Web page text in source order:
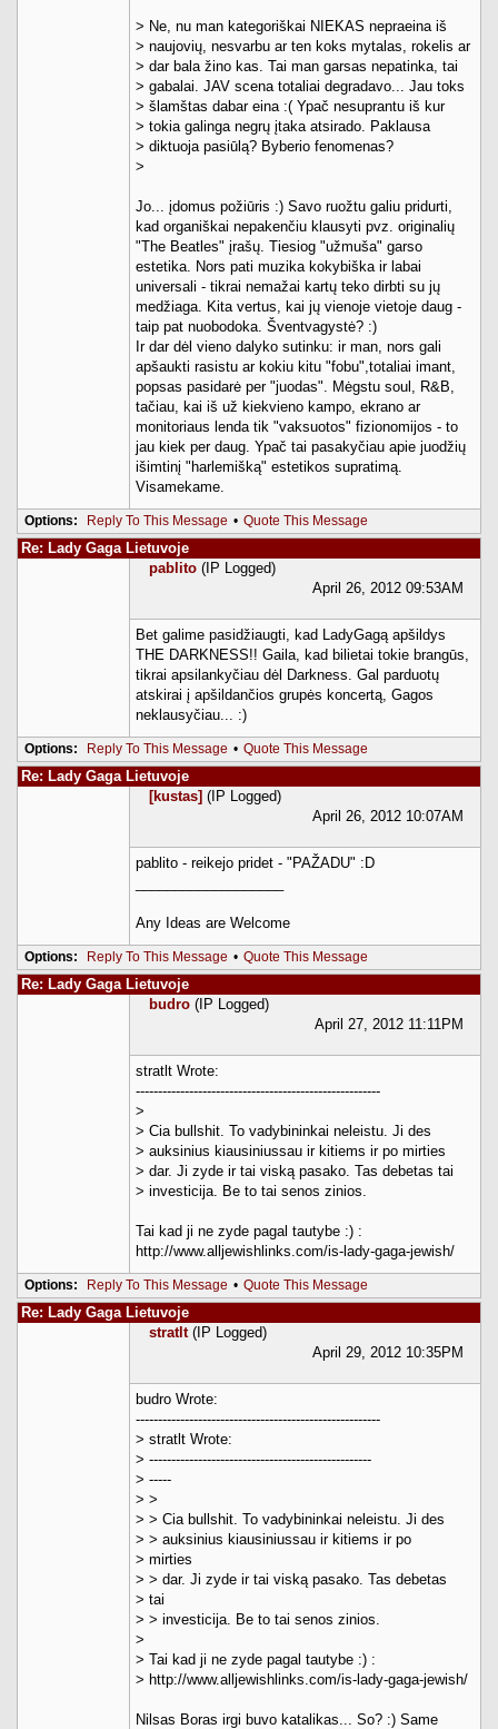
> Ne, nu man kategoriškai NIEKAS nepraeina iš
> naujovių, nesvarbu ar ten koks mytalas, rokelis ar
> dar bala žino kas. Tai man garsas nepatinka, tai
> gabalai. JAV scena totaliai degradavo... Jau toks
> šlamštas dabar eina :( Ypač nesuprantu iš kur
> tokia galinga negrų įtaka atsirado. Paklausa
> diktuoja pasiūlą? Byberio fenomenas?
>
Jo... įdomus požiūris :) Savo ruožtu galiu pridurti,
kad organiškai nepakenčiu klausyti pvz. originalių
"The Beatles" įrašų. Tiesiog "užmuša" garso
estetika. Nors pati muzika kokybiška ir labai
universali - tikrai nemažai kartų teko dirbti su jų
medžiaga. Kita vertus, kai jų vienoje vietoje daug -
taip pat nuobodoka. Šventvagystė? :)
Ir dar dėl vieno dalyko sutinku: ir man, nors gali
apšaukti rasistu ar kokiu kitu "fobu",totaliai imant,
popsas pasidarė per "juodas". Mėgstu soul, R&B,
tačiau, kai iš už kiekvieno kampo, ekrano ar
monitoriaus lenda tik "vaksuotos" fizionomijos - to
jau kiek per daug. Ypač tai pasakyčiau apie juodžių
išimtinį "harlemišką" estetikos supratimą.
Visamekame.
Options: Reply To This Message • Quote This Message
Re: Lady Gaga Lietuvoje
pablito (IP Logged)
April 26, 2012 09:53AM
Bet galime pasidžiaugti, kad LadyGagą apšildys
THE DARKNESS!! Gaila, kad bilietai tokie brangūs,
tikrai apsilankyčiau dėl Darkness. Gal parduotų
atskirai į apšildančios grupės koncertą, Gagos
neklausyčiau... :)
Options: Reply To This Message • Quote This Message
Re: Lady Gaga Lietuvoje
[kustas] (IP Logged)
April 26, 2012 10:07AM
pablito - reikejo pridet - "PAŽADU" :D
Any Ideas are Welcome
Options: Reply To This Message • Quote This Message
Re: Lady Gaga Lietuvoje
budro (IP Logged)
April 27, 2012 11:11PM
stratlt Wrote:
-------------------------------------------------------
>
> Cia bullshit. To vadybininkai neleistu. Ji des
> auksinius kiausiniussau ir kitiems ir po mirties
> dar. Ji zyde ir tai viską pasako. Tas debetas tai
> investicija. Be to tai senos zinios.
Tai kad ji ne zyde pagal tautybe :) :
http://www.alljewishlinks.com/is-lady-gaga-jewish/
Options: Reply To This Message • Quote This Message
Re: Lady Gaga Lietuvoje
stratlt (IP Logged)
April 29, 2012 10:35PM
budro Wrote:
-------------------------------------------------------
> stratlt Wrote:
> --------------------------------------------------
> -----
> >
> > Cia bullshit. To vadybininkai neleistu. Ji des
> > auksinius kiausiniussau ir kitiems ir po
> mirties
> > dar. Ji zyde ir tai viską pasako. Tas debetas
> tai
> > investicija. Be to tai senos zinios.
>
> Tai kad ji ne zyde pagal tautybe :) :
> http://www.alljewishlinks.com/is-lady-gaga-jewish/
Nilsas Boras irgi buvo katalikas... So? :) Same